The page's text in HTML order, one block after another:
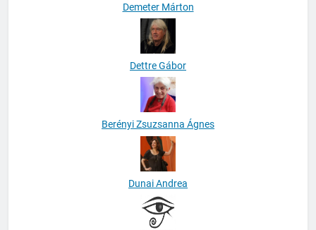
Demeter Márton
Dettre Gábor
Berényi Zsuzsanna Ágnes
Dunai Andrea